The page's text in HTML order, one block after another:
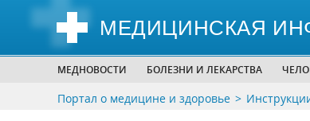
МЕДИЦИНСКАЯ
МЕДНОВОСТИ БОЛЕЗНИ И ЛЕКАРСТВА
Портал о медицине и здоровье